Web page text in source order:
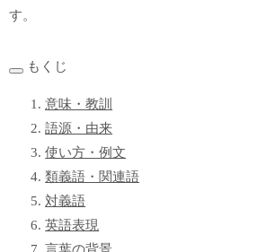
す。
もくじ
意味・教訓
語源・由来
使い方・例文
類義語・関連語
対義語
英語表現